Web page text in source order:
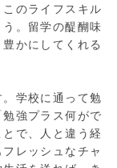
のライフスキル
。留学の醍醐味
かにしてくれる
学校に通って勉
強プラス何がで
で、人と違う経
レッシュなチャ